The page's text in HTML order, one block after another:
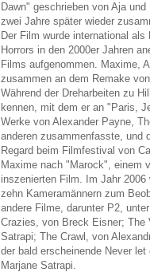
Dawn" geschrieben von Aja
zwei Jahre später wieder
Der Film wurde international
Horrors in den 2000er Jahren
Films aufgenommen. Maxime,
zusammen an dem Remake
Während der Dreharbeiten zu
kennen, mit dem er an "Paris,
Werke von Alexander Payne,
anderen zusammenfasste, und
Regard beim Filmfestival von
Maxime nach "Marock", einem
inszenierten Film. Im Jahr
zehn Kameramännern zum
andere Filme, darunter P2,
Crazies, von Breck Eisner; The
Satrapi; The Crawl, von
der bald erscheinende Never
Marjane Satrapi.